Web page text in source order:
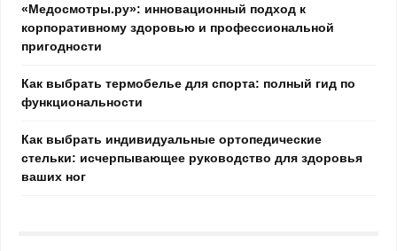
«Медосмотры.ру»: инновационный подход к
корпоративному здоровью и профессиональной
пригодности
Как выбрать термобелье для спорта: полный гид по
функциональности
Как выбрать индивидуальные ортопедические
стельки: исчерпывающее руководство для здоровья
ваших ног